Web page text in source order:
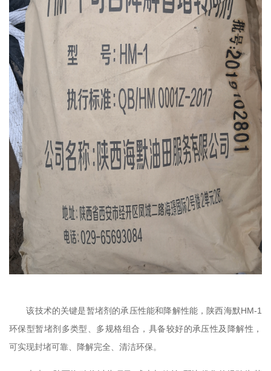
该技术的关键是暂堵剂的承压性能和降解性能，陕西海默HM-1
环保型暂堵剂多类型、多规格组合，具备较好的承压性及降解性，
可实现封堵可靠、降解完全、清洁环保。